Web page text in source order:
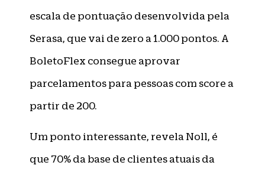
escala de pontuação desenvolvida pela
Serasa, que vai de zero a 1.000 pontos. A
BoletoFlex consegue aprovar
parcelamentos para pessoas com score a
partir de 200.
Um ponto interessante, revela Noll, é
que 70% da base de clientes atuais da